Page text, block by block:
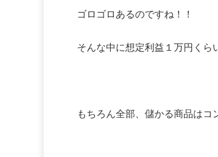
ゴロゴロあるのですね！！
そんな中に想定利益１万円くら
もちろん全部、儲かる商品はコ